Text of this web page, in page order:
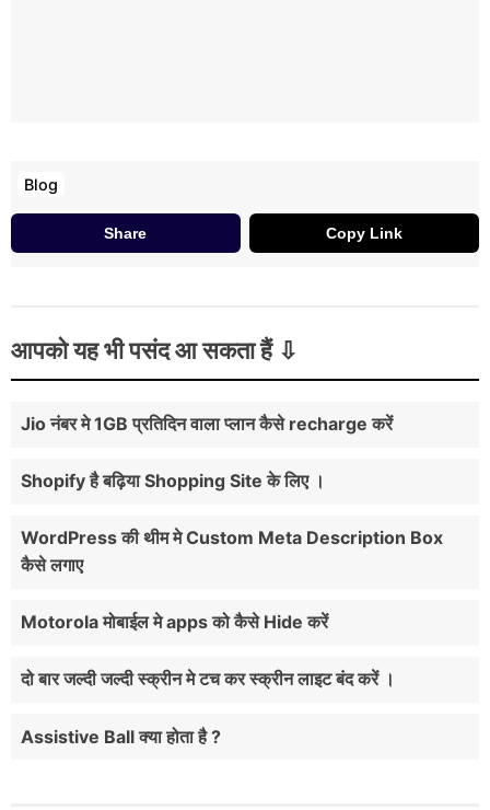
Blog
Share Copy Link
आपको यह भी पसंद आ सकता हैं
Jio नंबर मे 1GB प्रतिदिन वाला प्लान कैसे recharge करें
Shopify है बढ़िया Shopping Site के लिए ।
WordPress की थीम मे Custom Meta Description Box
कैसे लगाए
Motorola मोबाईल मे apps को कैसे Hide करें
दो बार जल्दी जल्दी स्क्रीन मे टच कर स्क्रीन लाइट बंद करें ।
Assistive Ball क्या होता है ?